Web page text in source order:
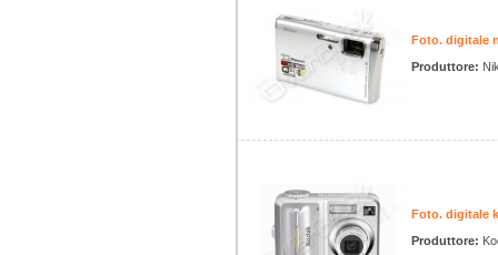
Foto. digitale
Produttore:
Foto. digitale
Produttore: